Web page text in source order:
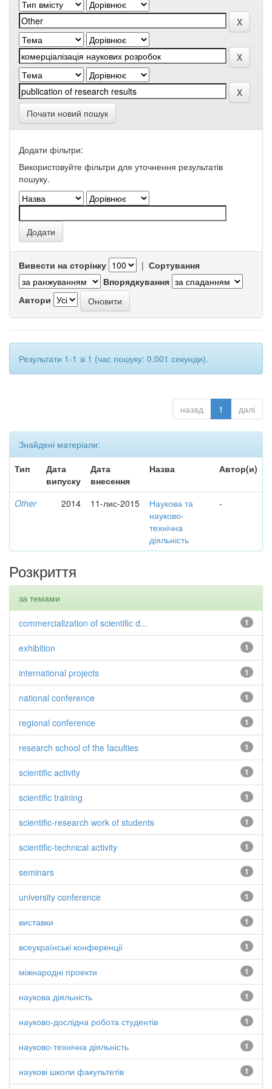
Почати новий пошук
Додати фільтри:
Використовуйте фільтри для уточнення результатів
пошуку.
Вивести на сторінку | Сортування
Впорядкування
Автори
Результати 1-1 зі 1 (час пошуку: 0.001 секунди).
назад 1 далі
Знайдені матеріали:
Тип
Дата
випуску
Дата
внесення
Назва Автор(и)
Other 2014 11-лис-2015
Наукова та
науково-
технічна
діяльність
-
Розкриття
за темами
1
commercialization of scientific d...
1
exhibition
1
international projects
1
national conference
1
regional conference
1
research school of the faculties
1
scientific activity
1
scientific training
1
scientific-research work of students
1
scientific-technical activity
1
seminars
1
university conference
1
виставки
1
всеукраїнські конференції
1
міжнародні проекти
1
наукова діяльність
1
науково-дослідна робота студентів
1
науково-технічна діяльність
1
наукові школи факультетів